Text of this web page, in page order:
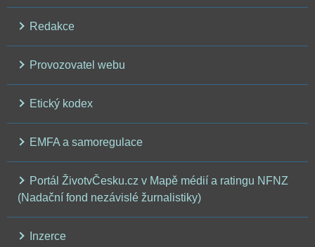
Redakce
Provozovatel webu
Etický kodex
EMFA a samoregulace
Portál ŽivotvČesku.cz v Mapě médií a ratingu NFNZ
(Nadační fond nezávislé žurnalistiky)
Inzerce